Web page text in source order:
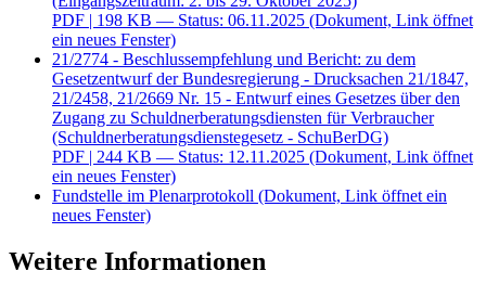
PDF | 198 KB — Status: 06.11.2025 (Dokument, Link öffnet
ein neues Fenster)
21/2774 - Beschlussempfehlung und Bericht: zu dem
Gesetzentwurf der Bundesregierung - Drucksachen 21/1847,
21/2458, 21/2669 Nr. 15 - Entwurf eines Gesetzes über den
Zugang zu Schuldnerberatungsdiensten für Verbraucher
(Schuldnerberatungsdienstegesetz - SchuBerDG)
PDF | 244 KB — Status: 12.11.2025 (Dokument, Link öffnet
ein neues Fenster)
Fundstelle im Plenarprotokoll (Dokument, Link öffnet ein
neues Fenster)
Weitere Informationen